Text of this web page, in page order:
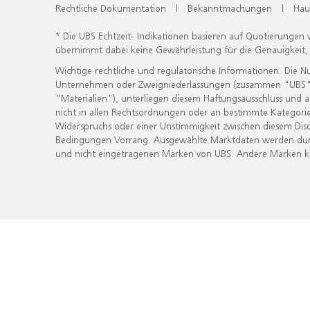
Rechtliche Dokumentation | Bekanntmachungen |
* Die UBS Echtzeit- Indikationen basieren auf
übernimmt dabei keine Gewährleistung für die
Wichtige rechtliche und regulatorische Informationen. Die
Unternehmen oder Zweigniederlassungen (zusammen
"Materialien"), unterliegen diesem Haftungsausschluss
nicht in allen Rechtsordnungen oder an bestimmte
Widerspruchs oder einer Unstimmigkeit zwischen diesem
Bedingungen Vorrang. Ausgewählte Marktdaten werden
und nicht eingetragenen Marken von UBS. Andere Marken